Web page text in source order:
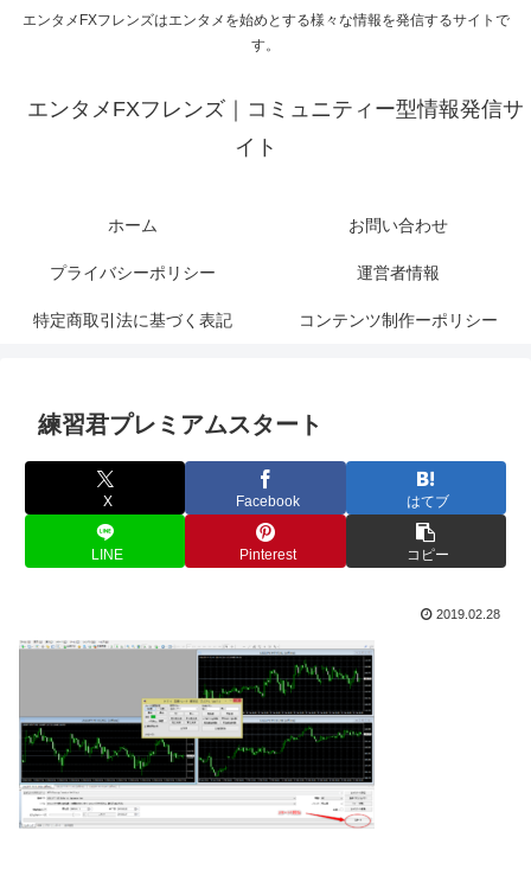
エンタメFXフレンズはエンタメを始めとする様々な情報を発信するサイトで
す。
エンタメFXフレンズ｜コミュニティー型情報発信サ
イト
ホーム お問い合わせ
プライバシーポリシー 運営者情報
特定商取引法に基づく表記 コンテンツ制作ーポリシー
練習君プレミアムスタート
X Facebook はてブ
LINE Pinterest コピー
2019.02.28